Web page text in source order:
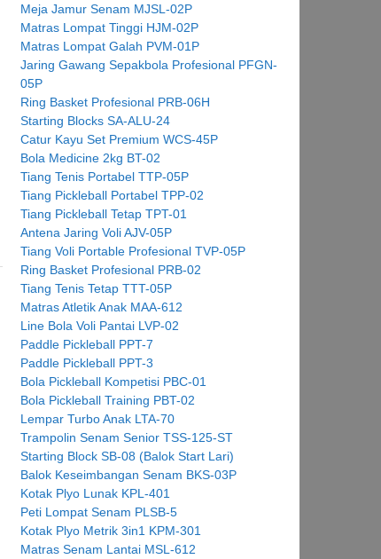
Meja Jamur Senam MJSL-02P
Matras Lompat Tinggi HJM-02P
Matras Lompat Galah PVM-01P
Jaring Gawang Sepakbola Profesional PFGN-
05P
Ring Basket Profesional PRB-06H
Starting Blocks SA-ALU-24
Catur Kayu Set Premium WCS-45P
Bola Medicine 2kg BT-02
Tiang Tenis Portabel TTP-05P
Tiang Pickleball Portabel TPP-02
Tiang Pickleball Tetap TPT-01
Antena Jaring Voli AJV-05P
Tiang Voli Portable Profesional TVP-05P
Ring Basket Profesional PRB-02
Tiang Tenis Tetap TTT-05P
Matras Atletik Anak MAA-612
Line Bola Voli Pantai LVP-02
Paddle Pickleball PPT-7
Paddle Pickleball PPT-3
Bola Pickleball Kompetisi PBC-01
Bola Pickleball Training PBT-02
Lempar Turbo Anak LTA-70
Trampolin Senam Senior TSS-125-ST
Starting Block SB-08 (Balok Start Lari)
Balok Keseimbangan Senam BKS-03P
Kotak Plyo Lunak KPL-401
Peti Lompat Senam PLSB-5
Kotak Plyo Metrik 3in1 KPM-301
Matras Senam Lantai MSL-612